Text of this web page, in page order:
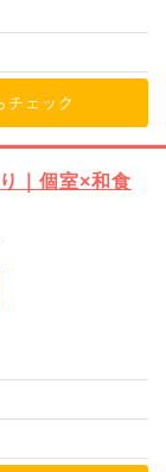
チェック
｜個室×和食